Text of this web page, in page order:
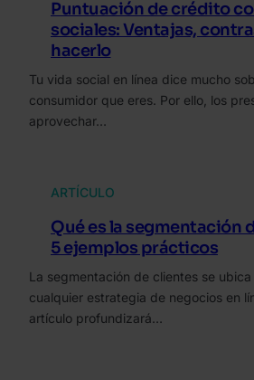
Puntuación de crédito
sociales: Ventajas,
hacerlo
Tu vida social en línea dice mucho
consumidor que eres. Por ello, los
aprovechar…
ARTÍCULO
Qué es la segmentación
5 ejemplos prácticos
La segmentación de clientes se
cualquier estrategia de negocios en
artículo profundizará…